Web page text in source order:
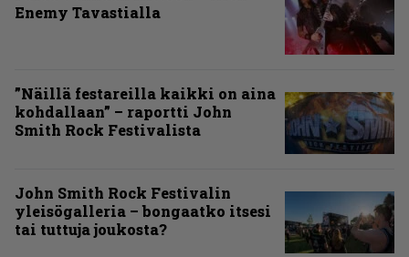
Enemy Tavastialla
”Näillä festareilla kaikki on aina
kohdallaan” – raportti John
Smith Rock Festivalista
John Smith Rock Festivalin
yleisögalleria – bongaatko itsesi
tai tuttuja joukosta?